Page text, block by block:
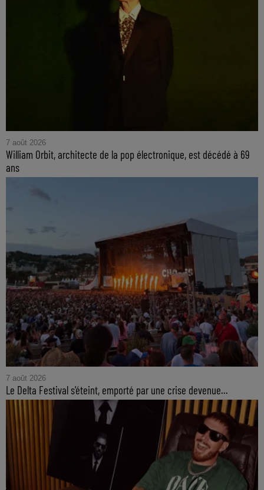
7 août 2026
William Orbit, architecte de la pop électronique, est décédé à 69
ans
7 août 2026
Le Delta Festival s'éteint, emporté par une crise devenue...